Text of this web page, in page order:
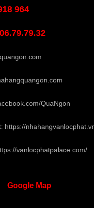
964
QuaNgon
https://
vanlocphatpalace.com/
GoogleMap